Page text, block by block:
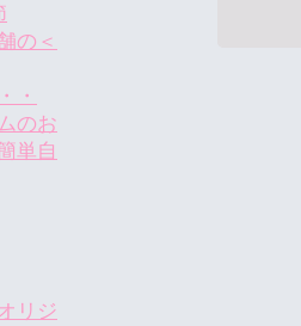
の＜
・
のお
単自
リジ